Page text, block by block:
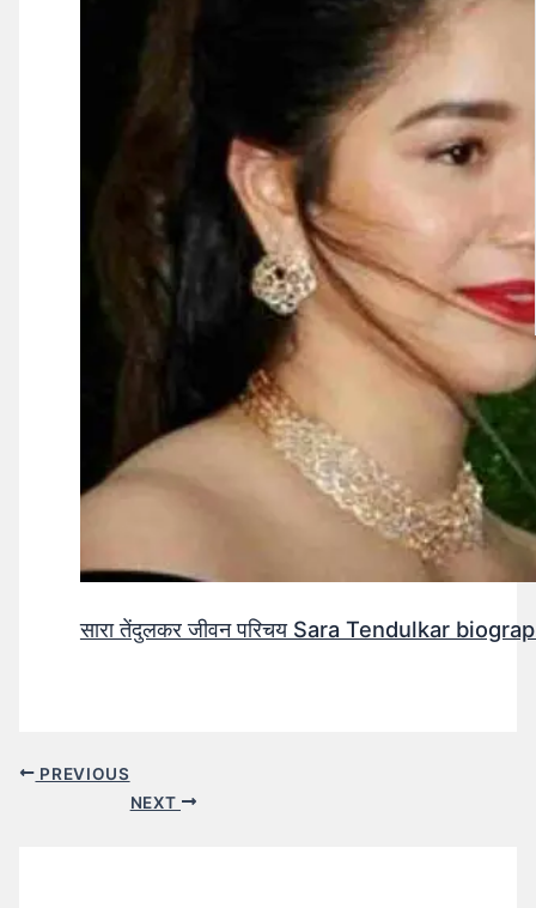
सारा तेंदुलकर जीवन परिचय Sara Tendulkar
PREVIOUS
NEXT